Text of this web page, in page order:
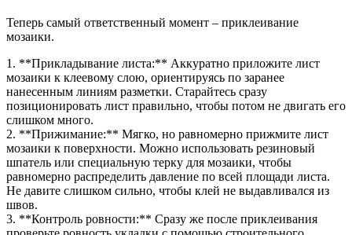
Теперь самый ответственный момент – приклеивание
мозаики.
1. **Прикладывание листа:** Аккуратно приложите лист
мозаики к клеевому слою, ориентируясь по заранее
нанесенным линиям разметки. Старайтесь сразу
позиционировать лист правильно, чтобы потом не двигать его
слишком много.
2. **Прижимание:** Мягко, но равномерно прижмите лист
мозаики к поверхности. Можно использовать резиновый
шпатель или специальную терку для мозаики, чтобы
равномерно распределить давление по всей площади листа.
Не давите слишком сильно, чтобы клей не выдавливался из
швов.
3. **Контроль ровности:** Сразу же после приклеивания